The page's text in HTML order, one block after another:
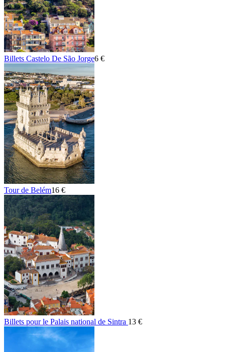
Billets Castelo De São Jorge6 €
Tour de Belém16 €
Billets pour le Palais national de Sintra 13 €